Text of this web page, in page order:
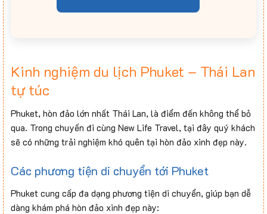
Kinh nghiệm du lịch Phuket – Thái Lan
tự túc
Phuket, hòn đảo lớn nhất Thái Lan, là điểm đến không thể bỏ
qua. Trong chuyến đi cùng New Life Travel, tại đây quý khách
sẽ có những trải nghiệm khó quên tại hòn đảo xinh đẹp này.
Các phương tiện di chuyển tới Phuket
Phuket cung cấp đa dạng phương tiện di chuyển, giúp bạn dễ
dàng khám phá hòn đảo xinh đẹp này: